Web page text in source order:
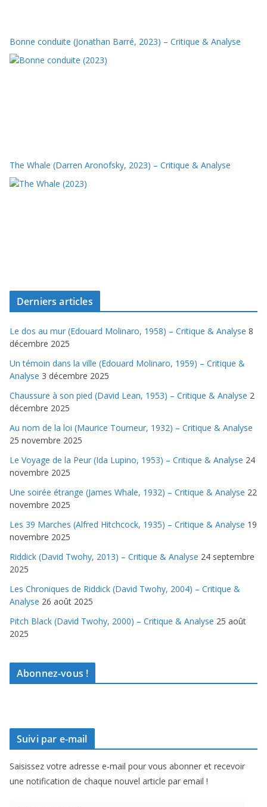
Bonne conduite (Jonathan Barré, 2023) – Critique & Analyse
The Whale (Darren Aronofsky, 2023) – Critique & Analyse
Derniers articles
Le dos au mur (Edouard Molinaro, 1958) – Critique & Analyse 8
décembre 2025
Un témoin dans la ville (Edouard Molinaro, 1959) – Critique &
Analyse 3 décembre 2025
Chaussure à son pied (David Lean, 1953) – Critique & Analyse 2
décembre 2025
Au nom de la loi (Maurice Tourneur, 1932) – Critique & Analyse
25 novembre 2025
Le Voyage de la Peur (Ida Lupino, 1953) – Critique & Analyse 24
novembre 2025
Une soirée étrange (James Whale, 1932) – Critique & Analyse 22
novembre 2025
Les 39 Marches (Alfred Hitchcock, 1935) – Critique & Analyse 19
novembre 2025
Riddick (David Twohy, 2013) – Critique & Analyse 24 septembre
2025
Les Chroniques de Riddick (David Twohy, 2004) – Critique &
Analyse 26 août 2025
Pitch Black (David Twohy, 2000) – Critique & Analyse 25 août
2025
Abonnez-vous !
Suivi par e-mail
Saisissez votre adresse e-mail pour vous abonner et recevoir
une notification de chaque nouvel article par email !